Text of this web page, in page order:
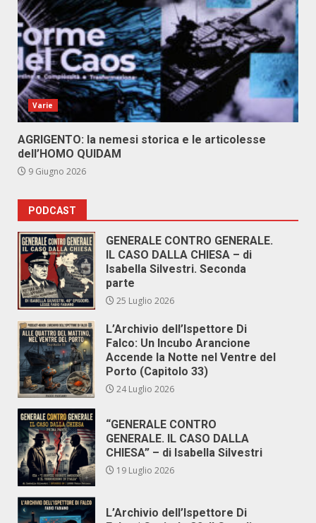
Varie
AGRIGENTO: la nemesi storica e le articolesse
dell’HOMO QUIDAM
9 Giugno 2026
PODCAST
GENERALE CONTRO GENERALE.
IL CASO DALLA CHIESA – di
Isabella Silvestri. Seconda
parte
25 Luglio 2026
L’Archivio dell’Ispettore Di
Falco: Un Incubo Arancione
Accende la Notte nel Ventre del
Porto (Capitolo 33)
24 Luglio 2026
“GENERALE CONTRO
GENERALE. IL CASO DALLA
CHIESA” – di Isabella Silvestri
19 Luglio 2026
L’Archivio dell’Ispettore Di